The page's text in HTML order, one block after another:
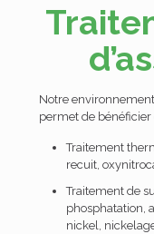
Notre
permet de bénéficier
Traitement
recuit,
Traitement de
phosphatation,
nickel,